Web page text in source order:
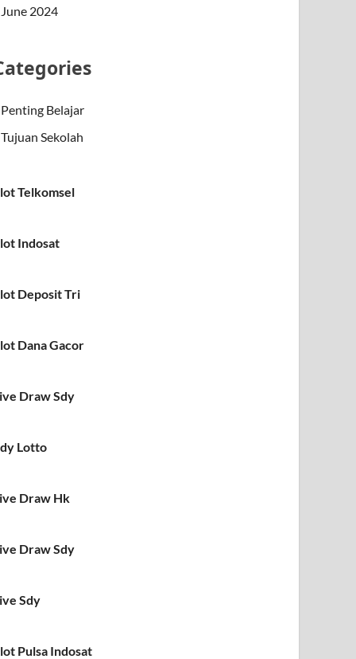
June 2024
Penting Belajar
Tujuan Sekolah
Telkomsel
Indosat
Deposit Tri
Dana Gacor
Draw Sdy
Lotto
Draw Hk
Draw Sdy
Sdy
Pulsa Indosat